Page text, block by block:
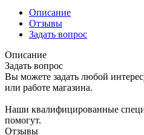
Описание
Отзывы
Задать вопрос
Описание
Задать вопрос
Вы можете задать любой
или работе магазина.
Наши квалифицированные
помогут.
Отзывы